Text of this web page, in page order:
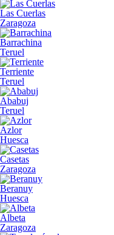
Las Cuerlas
Zaragoza
Barrachina
Teruel
Terriente
Teruel
Ababuj
Teruel
Azlor
Huesca
Casetas
Zaragoza
Beranuy
Huesca
Albeta
Zaragoza